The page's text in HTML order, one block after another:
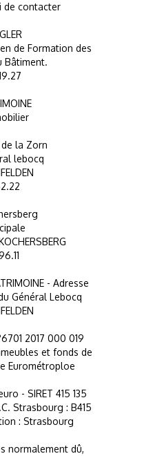
de contacter
de Formation des
Bâtiment.
la Zorn
lebocq
- Adresse
Général Lebocq
2017 000 019
et fonds de
Eurométroploe
- SIRET 415 135
Strasbourg : B415
: Strasbourg
normalement dû,